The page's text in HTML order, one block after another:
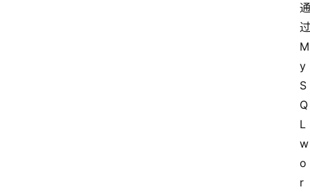
通
过
M
y
S
Q
L
w
o
r